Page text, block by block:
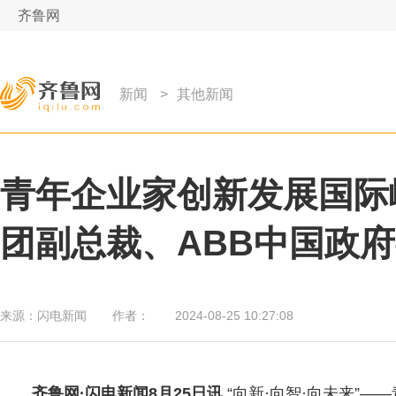
齐鲁网
新闻 > 其他新闻
青年企业家创新发展国
团副总裁、ABB中国政
来源： 闪电新闻 作者： 2024-08-25 10:27:08